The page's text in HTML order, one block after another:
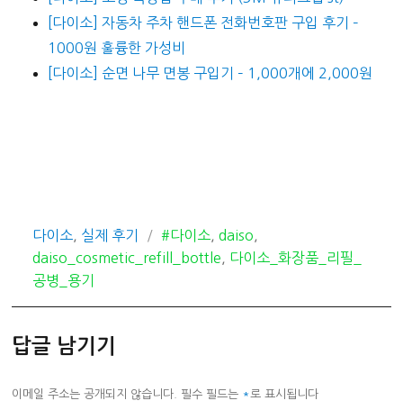
[다이소] 자동차 주차 핸드폰 전화번호판 구입 후기 –
1000원 훌륭한 가성비
[다이소] 순면 나무 면봉 구입기 – 1,000개에 2,000원
카
테
고
다이소 실제 후기
태
그
#다이소 daiso
daiso_cosmetic_refill_bottle
다이소_화장품_리필_
공병_용기
답글 남기기
이메일 주소는 공개되지 않습니다. 필수 필드는 *로 표시됩니다